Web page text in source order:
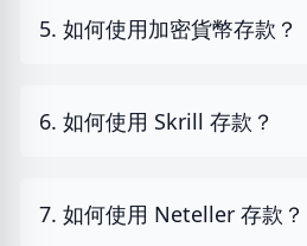
5. 如何使用加密貨幣存款？
6. 如何使用 Skrill 存款？
7. 如何使用 Neteller 存款？